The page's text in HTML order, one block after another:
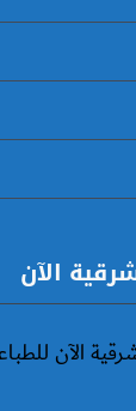
الآن
الآن